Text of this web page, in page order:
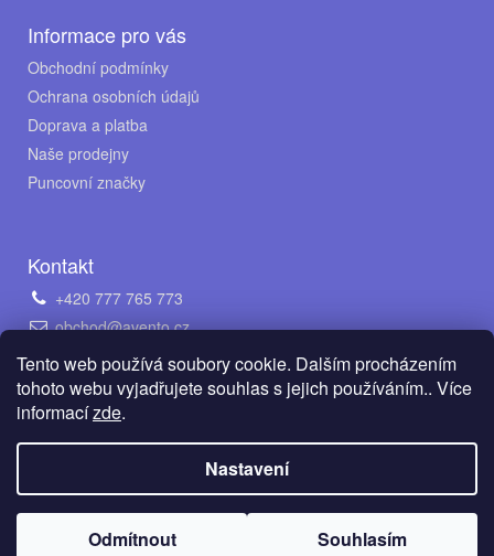
Tento web používá soubory cookie. Dalším procházením
tohoto webu vyjadřujete souhlas s jejich používáním.. Více
informacízde.
Nastavení
Odmítnout Souhlasím
Informace pro vás
Obchodní podmínky
Ochrana osobních údajů
Doprava a platba
Naše prodejny
Puncovní značky
Kontakt
+420 777 765 773
obchod@avento.cz
Napište nám na WhatsApp
Copyright 2026AVENTO Jewellery s.r.o.. Všechna práva